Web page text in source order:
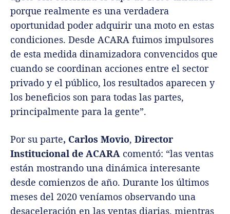
porque realmente es una verdadera
oportunidad poder adquirir una moto en estas
condiciones. Desde ACARA fuimos impulsores
de esta medida dinamizadora convencidos que
cuando se coordinan acciones entre el sector
privado y el público, los resultados aparecen y
los beneficios son para todas las partes,
principalmente para la gente”.
Por su parte, Carlos Movio, Director
Institucional de ACARA comentó: “las ventas
están mostrando una dinámica interesante
desde comienzos de año. Durante los últimos
meses del 2020 veníamos observando una
desaceleración en las ventas diarias, mientras